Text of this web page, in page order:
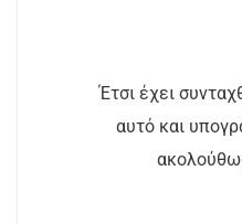
Έτσι έχει
αυτό και